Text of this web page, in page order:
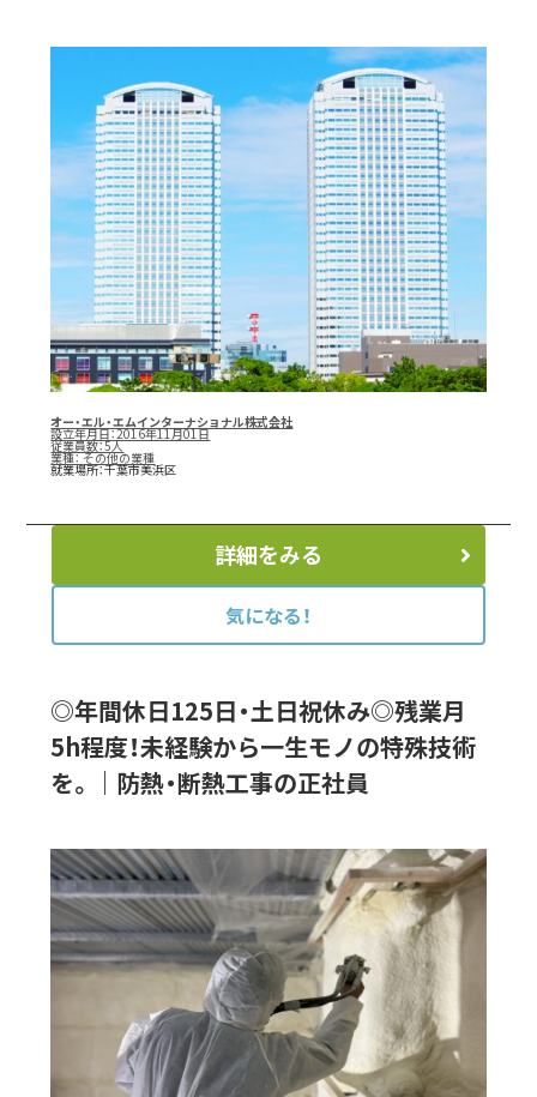
オー・エル・エムインターナショナル株式会社
設立年月日：2016年11月01日
従業員数：5人
業種：その他の業種
就業場所：千葉市美浜区
詳細をみる
気になる！
◎年間休日125日・土日祝休み◎残業月
5h程度！未経験から一生モノの特殊技術
を。｜防熱・断熱工事の正社員